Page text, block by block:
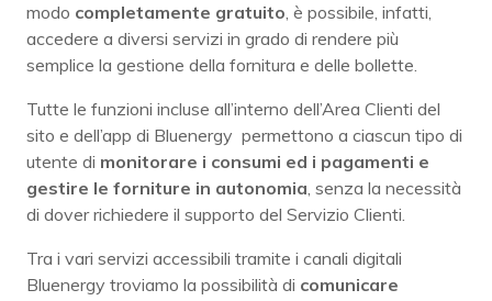
modo completamente gratuito, è possibile, infatti,
accedere a diversi servizi in grado di rendere più
semplice la gestione della fornitura e delle bollette.
Tutte le funzioni incluse all’interno dell’Area Clienti del
sito e dell’app di Bluenergy permettono a ciascun tipo di
utente di monitorare i consumi ed i pagamenti e
gestire le forniture in autonomia, senza la necessità
di dover richiedere il supporto del Servizio Clienti.
Tra i vari servizi accessibili tramite i canali digitali
Bluenergy troviamo la possibilità di comunicare